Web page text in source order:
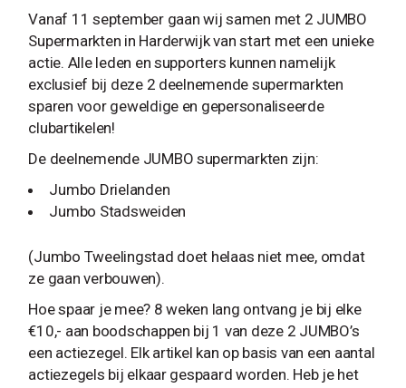
Vanaf 11 september gaan wij samen met 2 JUMBO
Supermarkten in Harderwijk van start met een unieke
actie. Alle leden en supporters kunnen namelijk
exclusief bij deze 2 deelnemende supermarkten
sparen voor geweldige en gepersonaliseerde
clubartikelen!
De deelnemende JUMBO supermarkten zijn:
Jumbo Drielanden
Jumbo Stadsweiden
(Jumbo Tweelingstad doet helaas niet mee, omdat
ze gaan verbouwen).
Hoe spaar je mee? 8 weken lang ontvang je bij elke
€10,- aan boodschappen bij 1 van deze 2 JUMBO’s
een actiezegel. Elk artikel kan op basis van een aantal
actiezegels bij elkaar gespaard worden. Heb je het